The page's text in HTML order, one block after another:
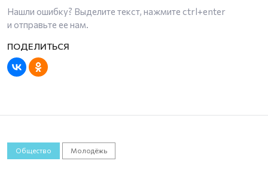
Нашли ошибку? Выделите текст, нажмите ctrl+enter
и отправьте ее нам.
Общество Молодёжь